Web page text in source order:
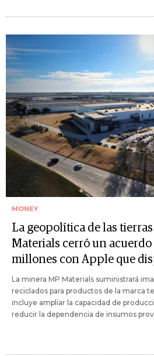
MONEY
La geopolítica de las
Materials cerró un acuerdo
millones con Apple que
La minera MP Materials suministrará
reciclados para productos de la marca
incluye ampliar la capacidad de
reducir la dependencia de insumos